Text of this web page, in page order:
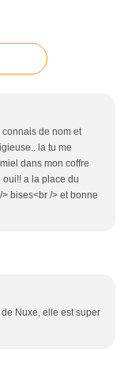
de nom et
la tu me
dans mon coffre
a la place du
bises<br /> et bonne
Nuxe, elle est super